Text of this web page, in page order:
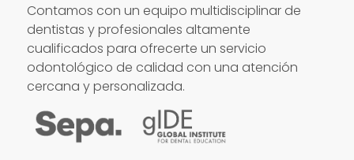
Contamos con un equipo multidisciplinar de
dentistas y profesionales altamente
cualificados para ofrecerte un servicio
odontológico de calidad con una atención
cercana y personalizada.